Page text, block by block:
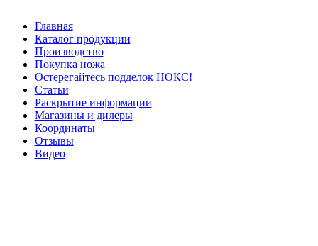
Главная
Каталог продукции
Производство
Покупка ножа
Остерегайтесь подделок НОКС!
Статьи
Раскрытие информации
Магазины и дилеры
Координаты
Отзывы
Видео